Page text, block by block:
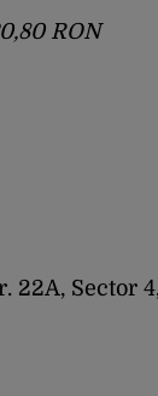
RON
22A, Sector